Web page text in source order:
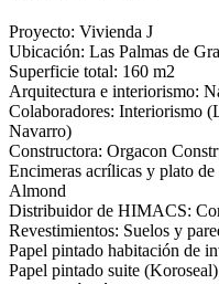
Proyecto: Vivienda J
Ubicación: Las Palmas de
Superficie total: 160 m2
Arquitectura e interiorismo:
Colaboradores: Interiorismo
Navarro)
Constructora: Orgacon
Encimeras acrílicas y plato
Almond
Distribuidor de HIMACS:
Revestimientos: Suelos y
Papel pintado habitación de
Papel pintado suite (Koroseal)